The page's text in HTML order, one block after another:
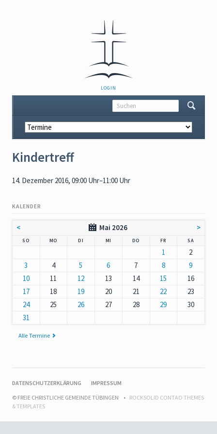
NAVIGATION
ÜBERSPRINGEN
LOGIN
Navigation
überspringen
Kindertreff
14. Dezember 2016, 09:00 Uhr–11:00 Uhr
KALENDER
< Mai 2026 >
SO MO DI MI DO NNERSTAG
FR SAMSTAG
1
2
3
4 5 6 7 8
9
10
11 12 13 14 15
16
17
18 19 20 21 22
23
24
25 26 27 28 29
30
31
Alle Termine
NAVIGATION
DATENSCHUTZERKLÄRUNG
IMPRESSUM
© FREIE CHRISTLICHE GEMEINDE TÜBINGEN
ROCKSOLID CONTAO THEMES
& TEMPLATES